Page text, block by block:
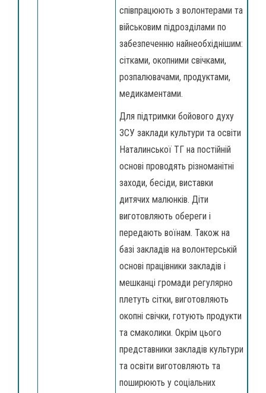
співпрацюють з волонтерами та
військовим підрозділами по
забезпеченню найнеобхіднішим:
сітками, окопними свічками,
розпалювачами, продуктами,
медикаментами.
Для підтримки бойового духу
ЗСУ заклади культури та освіти
Наталинської ТГ на постійній
основі проводять різноманітні
заходи, бесіди, виставки
дитячих малюнків. Діти
виготовляють обереги і
передають воїнам. Також на
базі закладів на волонтерській
основі працівники закладів і
мешканці громади регулярно
плетуть сітки, виготовляють
окопні свічки, готують продукти
та смаколики. Окрім цього
представники закладів культури
та освіти виготовляють та
поширюють у соціальних